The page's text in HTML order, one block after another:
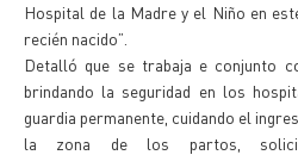
Hospital de la Madre y el Niño en
recién nacido”.
Detalló que se trabaja e conjunto
brindando la seguridad en los
guardia permanente, cuidando el
la zona de los partos,